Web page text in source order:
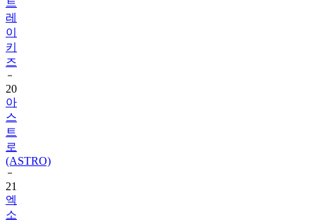
이
키
즈
20
아
스
트
로
(ASTRO)
21
엑
소
(EXO)